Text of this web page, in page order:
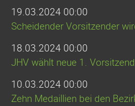
19.03.2024 00:00
Scheidender Vorsitzender
18.03.2024 00:00
JHV wählt neue 1.
10.03.2024 00:00
Zehn Medaillien bei den